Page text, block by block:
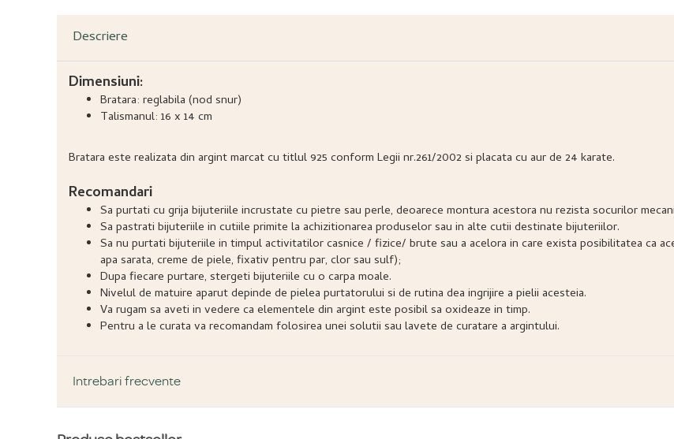
Descriere
Dimensiuni:
Bratara: reglabila (nod snur)
Talismanul: 16 x 14 cm
Bratara este realizata din argint marcat cu titlul 925 conform Legii nr.261/2002 si placata cu aur de 24 karate.
Recomandari
Sa purtati cu grija bijuteriile incrustate cu pietre sau perle, deoarece montura acestora nu rezista socurilor
Sa pastrati bijuteriile in cutiile primite la achizitionarea produselor sau in alte cutii destinate bijuteriilor.
Sa nu purtati bijuteriile in timpul activitatilor casnice / fizice/ brute sau a acelora in care exista posibilitatea ca
apa sarata, creme de piele, fixativ pentru par, clor sau sulf);
Dupa fiecare purtare, stergeti bijuteriile cu o carpa moale.
Nivelul de matuire aparut depinde de pielea purtatorului si de rutina dea ingrijire a pielii acesteia.
Va rugam sa aveti in vedere ca elementele din argint este posibil sa oxideaze in timp.
Pentru a le curata va recomandam folosirea unei solutii sau lavete de curatare a argintului.
Intrebari frecvente